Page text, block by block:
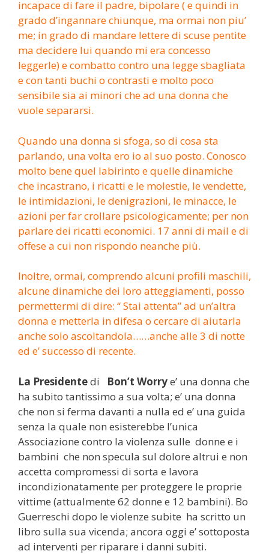
incapace di fare il padre, bipolare ( e quindi in
grado d’ingannare chiunque, ma ormai non piu’
me; in grado di mandare lettere di scuse pentite
ma decidere lui quando mi era concesso
leggerle) e combatto contro una legge sbagliata
e con tanti buchi o contrasti e molto poco
sensibile sia ai minori che ad una donna che
vuole separarsi.
Quando una donna si sfoga, so di cosa sta
parlando, una volta ero io al suo posto. Conosco
molto bene quel labirinto e quelle dinamiche
che incastrano, i ricatti e le molestie, le vendette,
le intimidazioni, le denigrazioni, le minacce, le
azioni per far crollare psicologicamente; per non
parlare dei ricatti economici. 17 anni di mail e di
offese a cui non rispondo neanche più.
Inoltre, ormai, comprendo alcuni profili maschili,
alcune dinamiche dei loro atteggiamenti, posso
permettermi di dire: “ Stai attenta” ad un’altra
donna e metterla in difesa o cercare di aiutarla
anche solo ascoltandola……anche alle 3 di notte
ed e’ successo di recente.
La Presidentedi Bon’t Worrye’ una donna che
ha subito tantissimo a sua volta; e’ una donna
che non si ferma davanti a nulla ed e’ una guida
senza la quale non esisterebbe l’unica
Associazione contro la violenza sulle donne e i
bambini che non specula sul dolore altrui e non
accetta compromessi di sorta e lavora
incondizionatamente per proteggere le proprie
vittime (attualmente 62 donne e 12 bambini). Bo
Guerreschi dopo le violenze subite ha scritto un
libro sulla sua vicenda; ancora oggi e’ sottoposta
ad interventi per riparare i danni subiti.